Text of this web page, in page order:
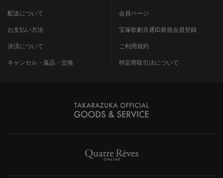
配送について
お支払い方法
決済について
キャンセル・返品・交換
会員ページ
宝塚歌劇共通ID新規会員登録
ご利用規約
特定商取引法について